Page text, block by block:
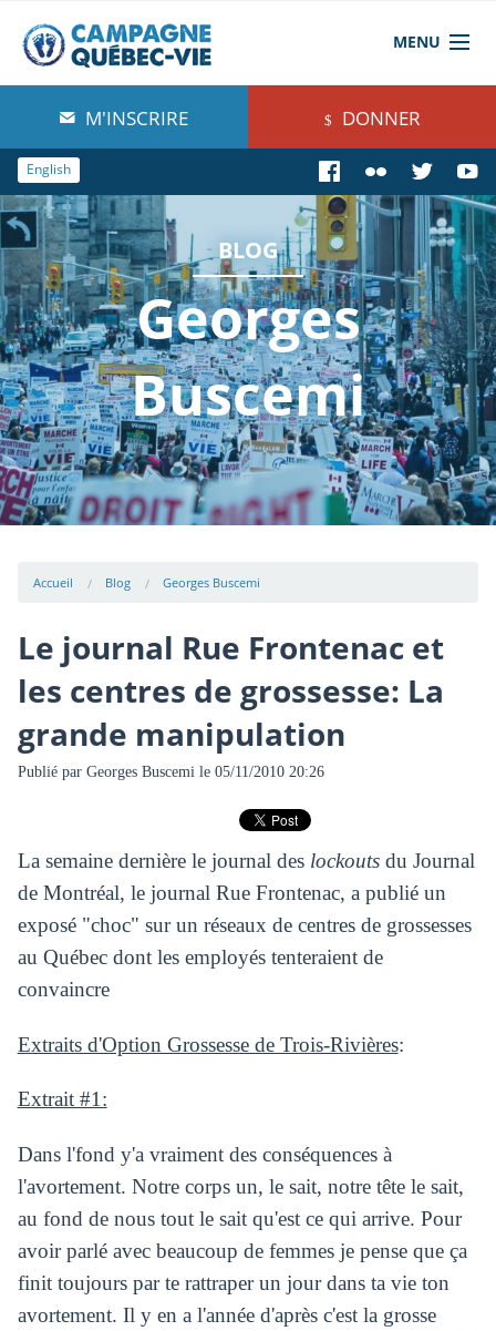
MENU
À propos de nous
Blog
Comprendre
Agir
Boutique
M'INSCRIRE DONNER
English
BLOG
Georges
Buscemi
Accueil Blog Georges Buscemi
Le journal Rue Frontenac et
les centres de grossesse: La
grande manipulation
Publié par Georges Buscemile 05/11/2010 20:26
La semaine dernière le journal des lockouts du Journal
de Montréal, le journal Rue Frontenac, a publié un
exposé "choc" sur un réseaux de centres de grossesses
au Québec dont les employés tenteraient de
convaincre
Extraits d'Option Grossesse de Trois-Rivières:
Extrait #1:
Dans l'fond y'a vraiment des conséquences à
l'avortement. Notre corps un, le sait, notre tête le sait,
au fond de nous tout le sait qu'est ce qui arrive. Pour
avoir parlé avec beaucoup de femmes je pense que ça
finit toujours par te rattraper un jour dans ta vie ton
avortement. Il y en a l'année d'après c'est la grosse